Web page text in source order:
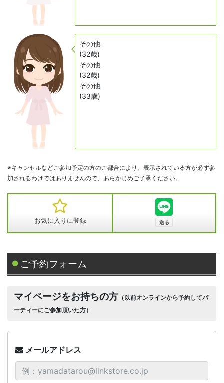
その他
(32歳)
その他
(32歳)
その他
(33歳)
※キャンセルなどご参加予定の方のご都合により、表示されている方が必ず参
加されるわけではありませんので、あらかじめご了承ください。
お気に入りに登録
ご予約フォーム
マイページをお持ちの方 （以前オンラインから予約してパ
ーティーにご参加頂いた方）
メールアドレス